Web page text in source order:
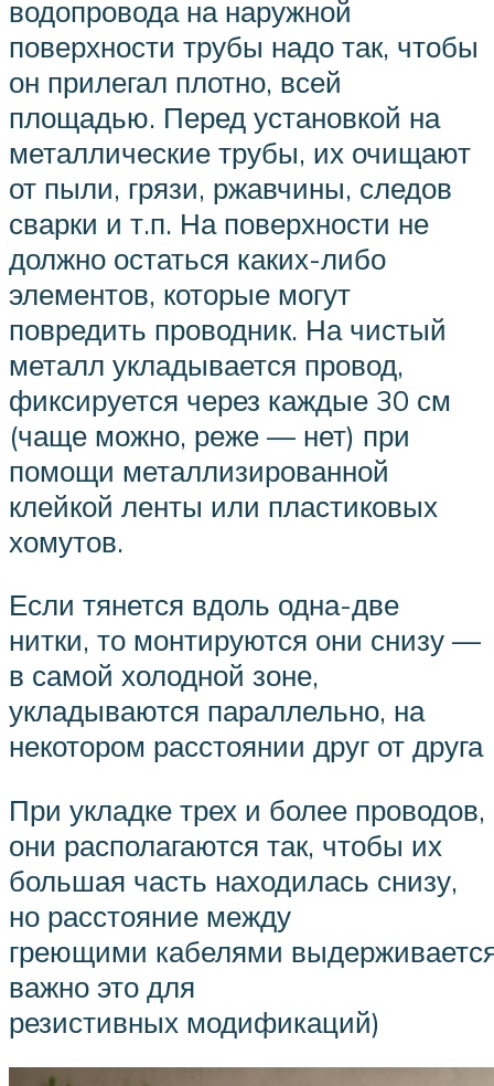
водопровода на наружной
поверхности трубы надо так, чтобы
он прилегал плотно, всей
площадью. Перед установкой на
металлические трубы, их очищают
от пыли, грязи, ржавчины, следов
сварки и т.п. На поверхности не
должно остаться каких-либо
элементов, которые могут
повредить проводник. На чистый
металл укладывается провод,
фиксируется через каждые 30 см
(чаще можно, реже — нет) при
помощи металлизированной
клейкой ленты или пластиковых
хомутов.
Если тянется вдоль одна-две
нитки, то монтируются они снизу —
в самой холодной зоне,
укладываются параллельно, на
некотором расстоянии друг от друга
При укладке трех и более проводов,
они располагаются так, чтобы их
большая часть находилась снизу,
но расстояние между
греющими кабелями
важно это для
резистивных модификаций)